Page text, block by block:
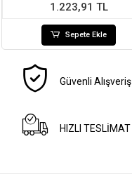
1.223,91 TL
Sepete Ekle
Güvenli Alışveriş
HIZLI TESLİMAT